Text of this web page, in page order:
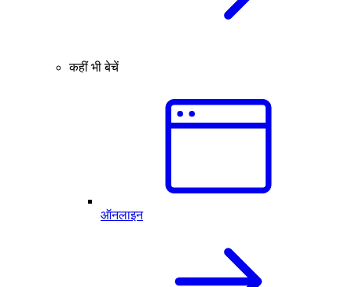
कहीं भी बेचें
ऑनलाइन